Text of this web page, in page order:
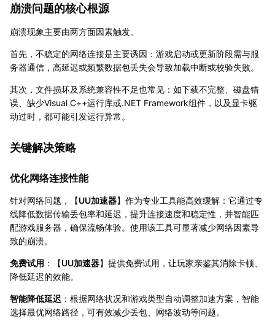
崩溃问题的核心根源
崩溃现象主要由两方面因素触发。
首先，不稳定的网络连接是主要诱因：游戏启动或更新阶段需与服
务器通信，高延迟或频繁数据包丢失会导致加载中断或校验失败。
其次，文件损坏及系统兼容性不足也常见：如下载不完整、磁盘错
误、缺少Visual C++运行库或.NET Framework组件，以及显卡驱
动过时，都可能引发运行异常。
关键解决策略
优化网络连接性能
针对网络问题，【UU加速器】作为专业工具能高效缓解：它通过专
线降低数据传输丢包率和延迟，提升连接速度和稳定性，并智能匹
配游戏服务器，确保流畅体验。使用该工具可显著减少网络因素导
致的崩溃。
免费试用 ：【UU加速器】提供免费试用，让玩家亲鉴其消除卡顿、
降低延迟的效能。
智能降低延迟 ：根据网络状况和游戏类型自动调整加速方案，智能
选择最优网络路径，可有效减少丢包、网络波动等问题。